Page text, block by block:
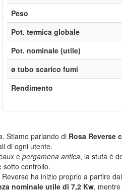
Peso
Pot. termica globale
Pot. nominale (utile)
ø tubo scarico fumi
Rendimento
Stiamo parlando di Rosa Reverse
di ogni utente.
e pergamena antica, la stufa è
sotto controllo.
ha inizio proprio a partire
nominale utile di 7,2 Kw, mentre